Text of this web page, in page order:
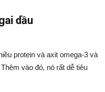
dầu
protein và axit omega-3 và
vào đó, nó rất dễ tiêu